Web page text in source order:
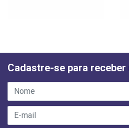
Cadastre-se para